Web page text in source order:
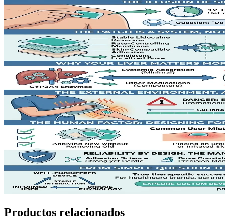
Productos relacionados